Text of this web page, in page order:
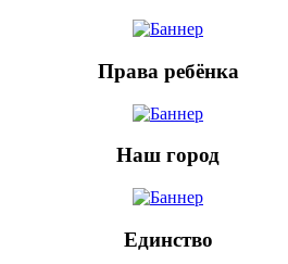
Права ребёнка
Наш город
Единство